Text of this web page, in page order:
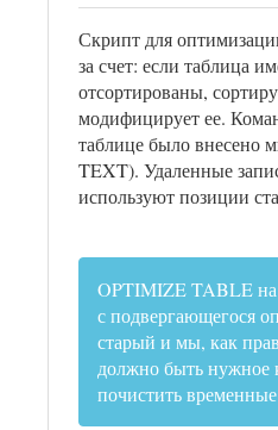
Скрипт для
за счет: если таблица
отсортированы,
модифицирует ее.
таблице было внесено
TEXT). Удаленные
используют позиции
OPTIMIZE TABLE на
с подвергающегося
старый и мы, как
должно быть нужное
почистить